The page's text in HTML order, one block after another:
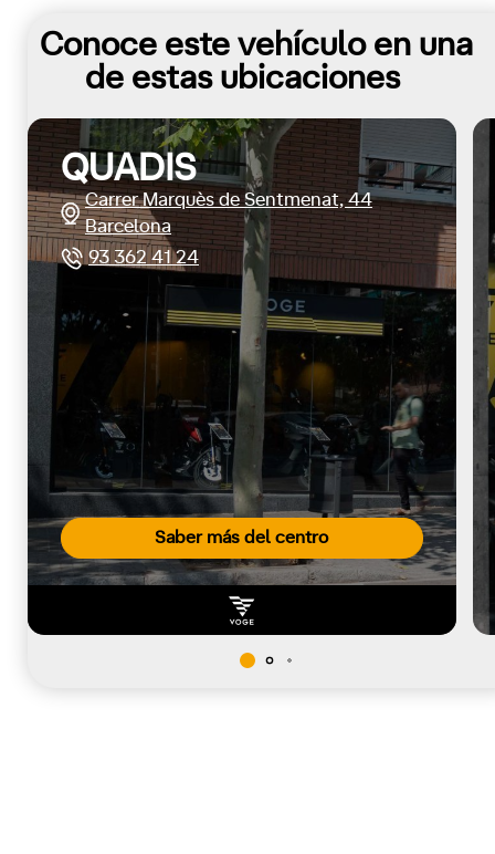
Conoce este vehículo en una
de estas ubicaciones
Saber más del centro
QUADIS
Carrer Marquès de Sentmenat, 44
Barcelona
93 362 41 24